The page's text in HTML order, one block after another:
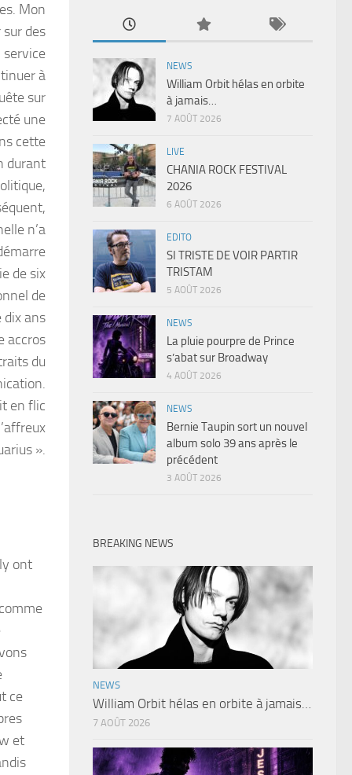
Mon
sur des
service
à
sur
une
cette
durant
n’a
de six
de
dix ans
accros
du
en flic
».
ont
ce
et
NEWS
William Orbit hélas en orbite
à jamais…
7 AOÛT 2026
LIVE
CHANIA ROCK FESTIVAL
2026
6 AOÛT 2026
EDITO
SI TRISTE DE VOIR PARTIR
TRISTAM
5 AOÛT 2026
NEWS
La pluie pourpre de Prince
s’abat sur Broadway
4 AOÛT 2026
NEWS
Bernie Taupin sort un nouvel
album solo 39 ans après le
précédent
3 AOÛT 2026
BREAKING NEWS
NEWS
William Orbit hélas en orbite à jamais…
7 AOÛT 2026